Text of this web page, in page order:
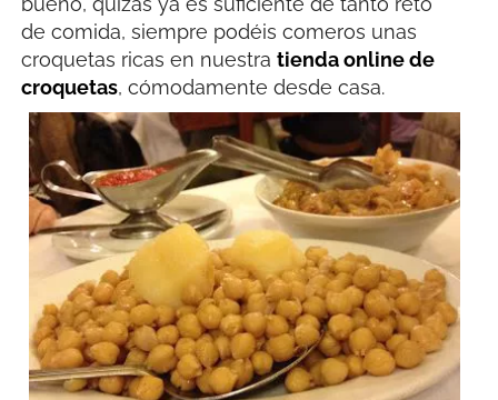
de comida, siempre podéis comeros unas
croquetas ricas en nuestratienda online de
croquetas, cómodamente desde casa.